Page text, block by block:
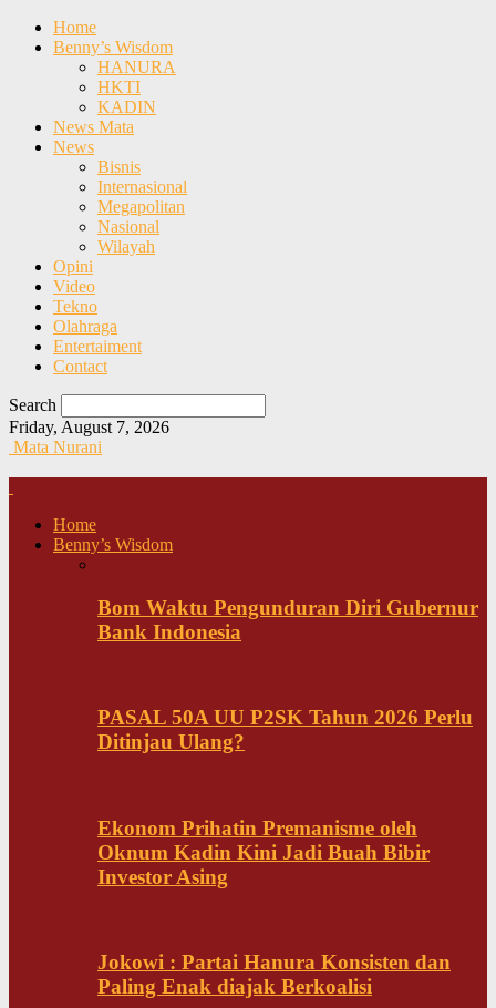
Home
Benny’s Wisdom
HANURA
HKTI
KADIN
News Mata
News
Bisnis
Internasional
Megapolitan
Nasional
Wilayah
Opini
Video
Tekno
Olahraga
Entertaiment
Contact
Search
Friday, August 7, 2026
Mata Nurani
Home
Benny’s Wisdom
Bom Waktu Pengunduran Diri Gubernur
Bank Indonesia
PASAL 50A UU P2SK Tahun 2026 Perlu
Ditinjau Ulang?
Ekonom Prihatin Premanisme oleh
Oknum Kadin Kini Jadi Buah Bibir
Investor Asing
Jokowi : Partai Hanura Konsisten dan
Paling Enak diajak Berkoalisi